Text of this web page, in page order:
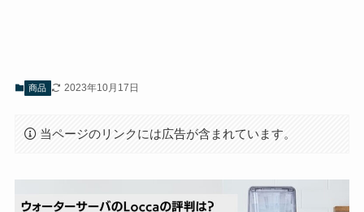
商品 2023年10月17日
当ページのリンクには広告が含まれています。